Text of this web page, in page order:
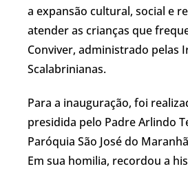
a expansão cultural, social e
atender as crianças que
Conviver, administrado pelas
Scalabrinianas.
Para a inauguração, foi
presidida pelo Padre Arlindo
Paróquia São José do
Em sua homilia, recordou a